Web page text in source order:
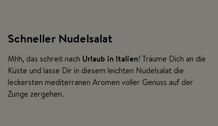
Schneller Nudelsalat
Mhh, das schreit nach Urlaub in Italien! Träume Dich an die
Küste und lasse Dir in diesem leichten Nudelsalat die
leckersten mediterranen Aromen voller Genuss auf der
Zunge zergehen.